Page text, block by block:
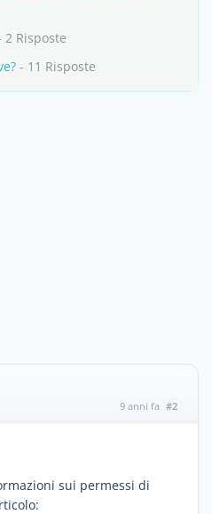
2 Risposte
- 11 Risposte
9 anni fa #2
sui permessi di